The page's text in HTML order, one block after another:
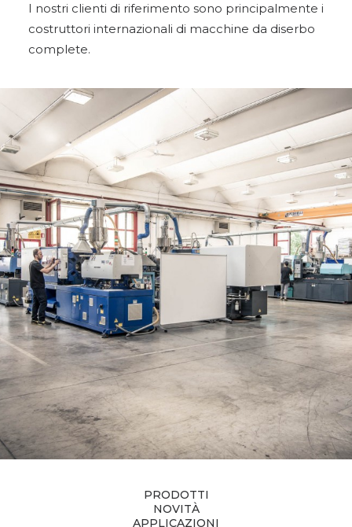
I nostri clienti di riferimento sono principalmente i
costruttori internazionali di macchine da diserbo
complete.
PRODOTTI
NOVITÀ
APPLICAZIONI